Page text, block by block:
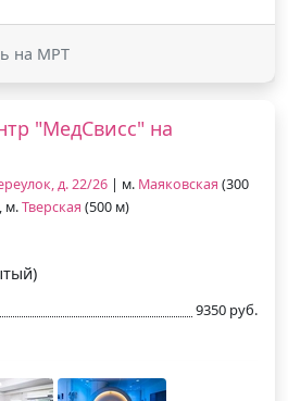
на МРТ
"МедСвисс" на
д. 22/26 | м. Маяковская (300
м.Тверская (500 м)
9350 руб.